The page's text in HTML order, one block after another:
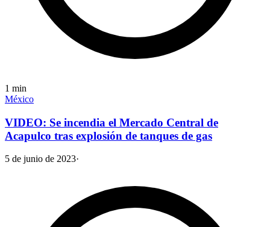
1 min
México
VIDEO: Se incendia el Mercado Central de
Acapulco tras explosión de tanques de gas
5 de junio de 2023·